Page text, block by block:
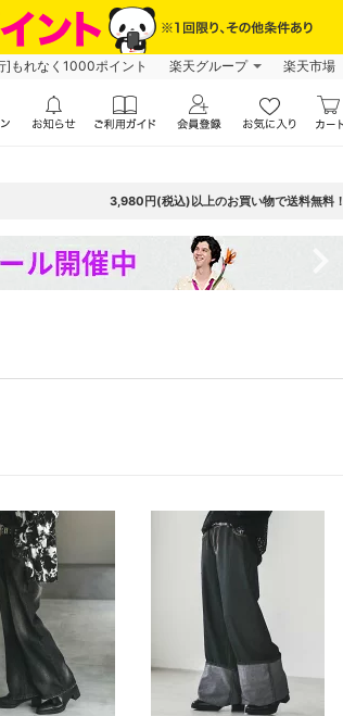
]もれなく1000ポイント 楽天グループ 楽天市場
3,980円(税込)以上のお買い物で送料無料！